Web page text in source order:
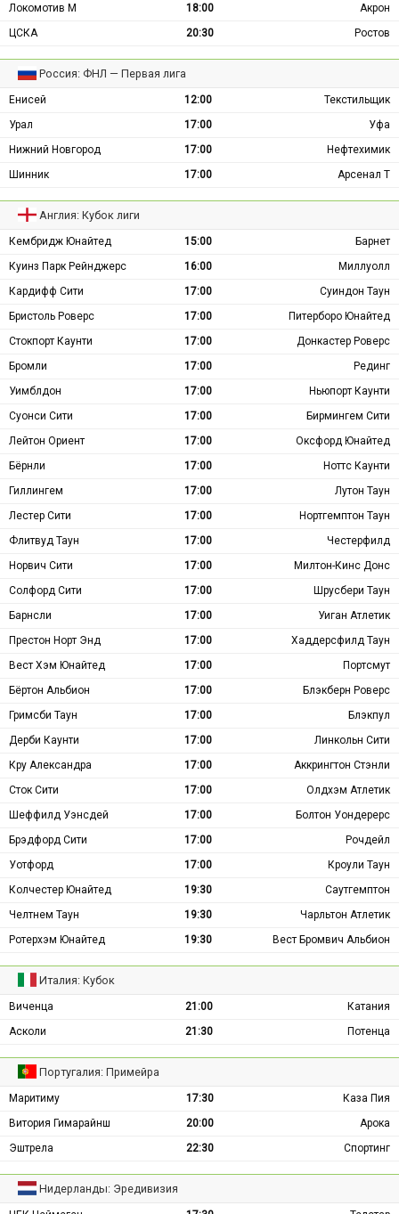
Локомотив М
18:00
Акрон
ЦСКА
20:30 Ростов
Россия: ФНЛ — Первая лига
Енисей 12:00
Текстильщик
Урал
17:00
Уфа
Нижний Новгород
17:00
Нефтехимик
Шинник
17:00 Арсенал Т
Англия: Кубок лиги
Кембридж Юнайтед 15:00
Барнет
Куинз Парк Рейнджерс
16:00
Миллуолл
Кардифф Сити
17:00
Суиндон Таун
Бристоль Роверс
17:00
Питерборо Юнайтед
Стокпорт Каунти
17:00
Донкастер Роверс
Бромли
17:00
Рединг
Уимблдон
17:00
Ньюпорт Каунти
Суонси Сити
17:00
Бирмингем Сити
Лейтон Ориент
17:00
Оксфорд Юнайтед
Бёрнли
17:00
Ноттс Каунти
Гиллингем
17:00
Лутон Таун
Лестер Сити
17:00
Нортгемптон Таун
Флитвуд Таун
17:00
Честерфилд
Норвич Сити
17:00
Милтон-Кинс Донс
Солфорд Сити
17:00
Шрусбери Таун
Барнсли
17:00
Уиган Атлетик
Престон Норт Энд
17:00
Хаддерсфилд Таун
Вест Хэм Юнайтед
17:00
Портсмут
Бёртон Альбион
17:00
Блэкберн Роверс
Гримсби Таун
17:00
Блэкпул
Дерби Каунти
17:00
Линкольн Сити
Кру Александра
17:00
Аккрингтон Стэнли
Сток Сити
17:00
Олдхэм Атлетик
Шеффилд Уэнсдей
17:00
Болтон Уондерерс
Брэдфорд Сити
17:00
Рочдейл
Уотфорд
17:00
Кроули Таун
Колчестер Юнайтед
19:30
Саутгемптон
Челтнем Таун
19:30
Чарльтон Атлетик
Ротерхэм Юнайтед
19:30 Вест Бромвич Альбион
Италия: Кубок
Виченца 21:00
Катания
Асколи
21:30 Потенца
Португалия: Примейра
Маритиму 17:30
Каза Пия
Витория Гимарайнш
20:00
Арока
Эштрела
22:30 Спортинг
Нидерланды: Эредивизия